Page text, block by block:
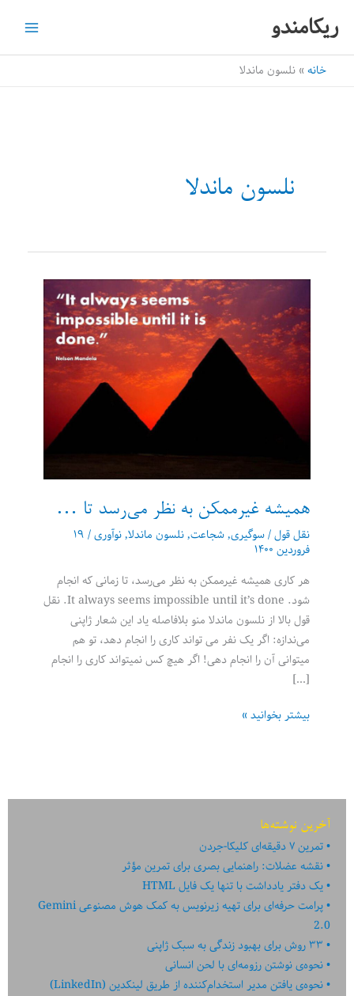
ریکامندو
خانه نلسون ماندلا
نلسون ماندلا
همیشه غیرممکن به نظر می‌رسد تا …
نقل قول/سوگیری,شجاعت,نلسون ماندلا,نوآوری/ ۱۹
فروردین ۱۴۰۰
هر کاری همیشه غیرممکن به نظر می‌رسد، تا زمانی که انجام
شود. It always seems impossible until it’s done. نقل
قول بالا از نلسون ماندلا منو بلافاصله یاد این شعار ژاپنی
می‌ندازه: اگر یک نفر می تواند کاری را انجام دهد، تو هم
میتوانی آن را انجام دهی! اگر هیچ کس نمیتواند کاری را انجام
[…]
همیشه
…
بیشتر بخوانید »
آخرین نوشته‌ها
تمرین ۷ دقیقه‌ای کلیکا-جردن
نقشه عضلات: راهنمایی بصری برای تمرین مؤثر
یک دفتر یادداشت با تنها یک فایل HTML
پرامت حرفه‌ای برای تهیه زیرنویس به کمک هوش مصنوعی Gemini
2.0
۳۳ روش برای بهبود زندگی به سبک ژاپنی
نحوه‌ی نوشتن رزومه‌ای با لحن انسانی
نحوه‌ی یافتن مدیر استخدام‌کننده از طریق لینکدین (LinkedIn)